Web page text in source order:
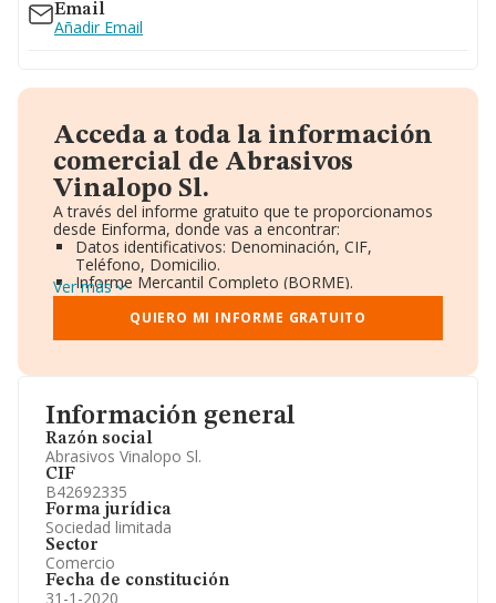
Información general
Razón social
Abrasivos Vinalopo Sl.
CIF
B42692335
Forma jurídica
Sociedad limitada
Sector
Comercio
Fecha de constitución
31-1-2020
Email
Añadir Email
Acceda a toda la información
comercial de Abrasivos
Vinalopo Sl.
A través del informe gratuito que te proporcionamos
desde Einforma, donde vas a encontrar:
Datos identificativos: Denominación, CIF,
Teléfono, Domicilio.
Informe Mercantil Completo (BORME).
Gráficos de Evolución Ventas y Empleados.
Consejo de Administración y Administradores.
Directivos y Ejecutivos.
Información oficial y registral complementaria.
Ver más
QUIERO MI INFORME GRATUITO